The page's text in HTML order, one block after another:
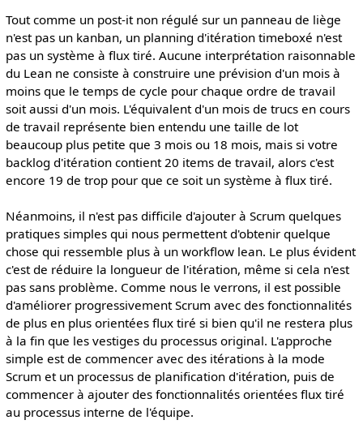
Tout comme un post-it non régulé sur un panneau de liège
n'est pas un kanban, un planning d'itération timeboxé n'est
pas un système à flux tiré. Aucune interprétation raisonnable
du Lean ne consiste à construire une prévision d'un mois à
moins que le temps de cycle pour chaque ordre de travail
soit aussi d'un mois. L'équivalent d'un mois de trucs en cours
de travail représente bien entendu une taille de lot
beaucoup plus petite que 3 mois ou 18 mois, mais si votre
backlog d'itération contient 20 items de travail, alors c'est
encore 19 de trop pour que ce soit un système à flux tiré.
Néanmoins, il n'est pas difficile d'ajouter à Scrum quelques
pratiques simples qui nous permettent d'obtenir quelque
chose qui ressemble plus à un workflow lean. Le plus évident
c'est de réduire la longueur de l'itération, même si cela n'est
pas sans problème. Comme nous le verrons, il est possible
d'améliorer progressivement Scrum avec des fonctionnalités
de plus en plus orientées flux tiré si bien qu'il ne restera plus
à la fin que les vestiges du processus original. L'approche
simple est de commencer avec des itérations à la mode
Scrum et un processus de planification d'itération, puis de
commencer à ajouter des fonctionnalités orientées flux tiré
au processus interne de l'équipe.